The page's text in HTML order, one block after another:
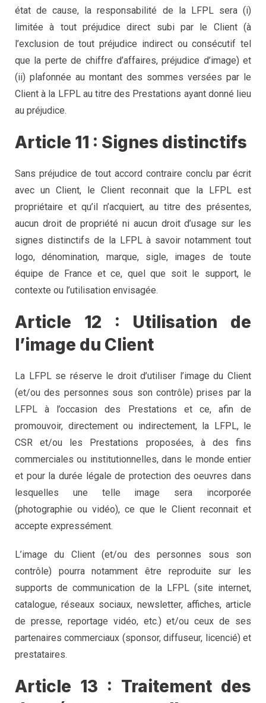
état de cause, la responsabilité de la LFPL sera (i)
limitée à tout préjudice direct subi par le Client (à
l’exclusion de tout préjudice indirect ou consécutif tel
que la perte de chiffre d’affaires, préjudice d’image) et
(ii) plafonnée au montant des sommes versées par le
Client à la LFPL au titre des Prestations ayant donné lieu
au préjudice.
Article 11 : Signes distinctifs
Sans préjudice de tout accord contraire conclu par écrit
avec un Client, le Client reconnait que la LFPL est
propriétaire et qu’il n’acquiert, au titre des présentes,
aucun droit de propriété ni aucun droit d’usage sur les
signes distinctifs de la LFPL à savoir notamment tout
logo, dénomination, marque, sigle, images de toute
équipe de France et ce, quel que soit le support, le
contexte ou l’utilisation envisagée.
Article 12 : Utilisation de
l’image du Client
La LFPL se réserve le droit d’utiliser l’image du Client
(et/ou des personnes sous son contrôle) prises par la
LFPL à l’occasion des Prestations et ce, afin de
promouvoir, directement ou indirectement, la LFPL, le
CSR et/ou les Prestations proposées, à des fins
commerciales ou institutionnelles, dans le monde entier
et pour la durée légale de protection des oeuvres dans
lesquelles une telle image sera incorporée
(photographie ou vidéo), ce que le Client reconnait et
accepte expressément.
L’image du Client (et/ou des personnes sous son
contrôle) pourra notamment être reproduite sur les
supports de communication de la LFPL (site internet,
catalogue, réseaux sociaux, newsletter, affiches, article
de presse, reportage vidéo, etc.) et/ou ceux de ses
partenaires commerciaux (sponsor, diffuseur, licencié) et
prestataires.
Article 13 : Traitement des